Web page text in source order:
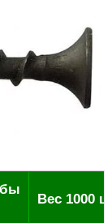
Вес 1000